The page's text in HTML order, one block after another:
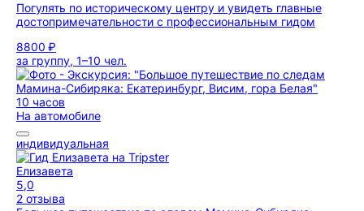
Погулять по историческому центру и увидеть главные
достопримечательности с профессиональным гидом
8800 ₽
за группу, 1–10 чел.
10 часов
На автомобиле
индивидуальная
Елизавета
5,0
2 отзыва